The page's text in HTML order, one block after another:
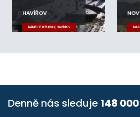
HAVÍŘOV
NÁMĚSTÍ REPUBLIKY, HAVÍŘOV
Denně nás sleduje 148 000